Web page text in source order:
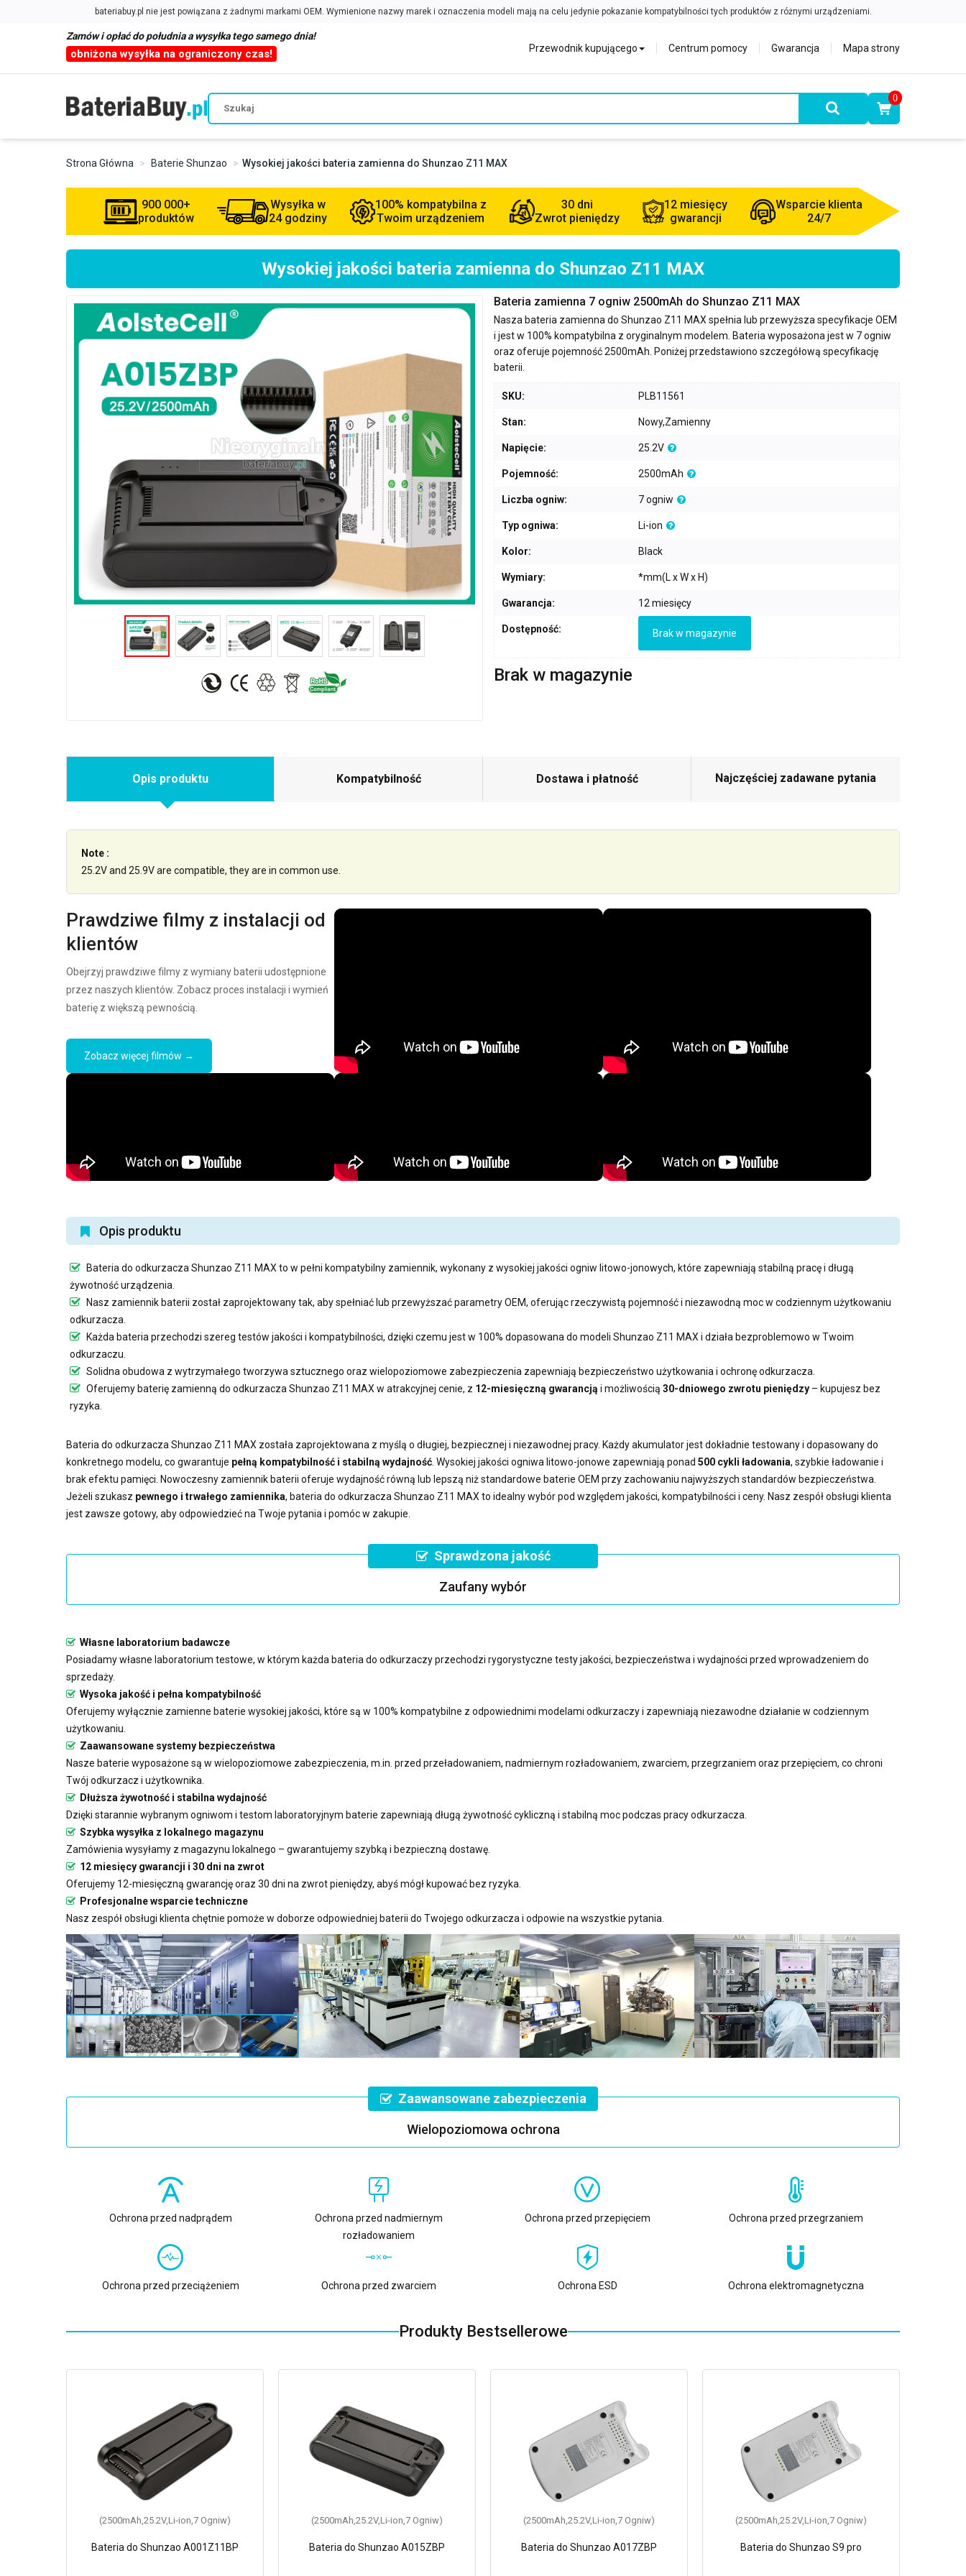
Zamów i opłać do południa a wysyłka tego samego dnia!
obniżona wysyłka na ograniczony czas! Przewodnik kupującego Centrum pomocy Gwarancja Mapa strony
0
Strona Główna Baterie Shunzao Wysokiej jakości bateria zamienna do Shunzao Z11 MAX
900 000+
produktów
Wysyłka w
24 godziny
100% kompatybilna z
Twoim urządzeniem
30 dni
Zwrot pieniędzy
12 miesięcy
gwarancji
Wsparcie klienta
24/7
Wysokiej jakości bateria zamienna do Shunzao Z11 MAX
Bateria zamienna 7 ogniw 2500mAh do Shunzao Z11 MAX
Nasza bateria zamienna do Shunzao Z11 MAX spełnia lub przewyższa specyfikacje OEM
i jest w 100% kompatybilna z oryginalnym modelem. Bateria wyposażona jest w 7 ogniw
oraz oferuje pojemność2500mAh . Poniżej przedstawiono szczegółową specyfikację
baterii.
SKU: PLB11561
Stan: Nowy,Zamienny
Napięcie: 25.2V
Pojemność: 2500mAh
Liczba ogniw: 7 ogniw
Typ ogniwa: Li-ion
Kolor: Black
Wymiary: *mm(L x W x H)
Gwarancja: 12 miesięcy
Dostępność: Brak w magazynie
Brak w magazynie
Opis produktu Kompatybilność Dostawa i płatność Najczęściej zadawane pytania
Note :
25.2V and 25.9V are compatible, they are in common use.
Prawdziwe filmy z instalacji od
klientów
Obejrzyj prawdziwe filmy z wymiany baterii udostępnione
przez naszych klientów. Zobacz proces instalacji i wymień
baterię z większą pewnością.
Zobacz więcej filmów →
Opis produktu
Bateria do odkurzacza Shunzao Z11 MAX to w pełni kompatybilny zamiennik, wykonany z wysokiej jakości ogniw litowo-jonowych, które zapewniają stabilną pracę i długą
żywotność urządzenia.
Nasz zamiennik baterii został zaprojektowany tak, aby spełniać lub przewyższać parametry OEM, oferując rzeczywistą pojemność i niezawodną moc w codziennym użytkowaniu
odkurzacza.
Każda bateria przechodzi szereg testów jakości i kompatybilności, dzięki czemu jest w 100% dopasowana do modeli Shunzao Z11 MAX i działa bezproblemowo w Twoim
odkurzaczu.
Solidna obudowa z wytrzymałego tworzywa sztucznego oraz wielopoziomowe zabezpieczenia zapewniają bezpieczeństwo użytkowania i ochronę odkurzacza.
Oferujemybaterię zamienną do odkurzacza Shunzao Z11 MAX w atrakcyjnej cenie, z 12-miesięczną gwarancją i możliwością 30-dniowego zwrotu pieniędzy – kupujesz bez
ryzyka.
Bateria do odkurzacza Shunzao Z11 MAX została zaprojektowana z myślą o długiej, bezpiecznej i niezawodnej pracy. Każdy akumulator jest dokładnie testowany i dopasowany do
konkretnego modelu, co gwarantuje pełną kompatybilność i stabilną wydajność . Wysokiej jakości ogniwa litowo-jonowe zapewniają ponad 500 cykli ładowania, szybkie ładowanie i
brak efektu pamięci. Nowoczesny zamiennik baterii oferuje wydajność równą lub lepszą niż standardowe baterie OEM przy zachowaniu najwyższych standardów bezpieczeństwa.
Jeżeli szukasz pewnego i trwałego zamiennika, bateria do odkurzacza Shunzao Z11 MAX to idealny wybór pod względem jakości, kompatybilności i ceny. Nasz zespół obsługi klienta
jest zawsze gotowy, aby odpowiedzieć na Twoje pytania i pomóc w zakupie.
Sprawdzona jakość
Zaufany wybór
Własne laboratorium badawcze
Posiadamy własne laboratorium testowe, w którym każda bateria do odkurzaczy przechodzi rygorystyczne testy jakości, bezpieczeństwa i wydajności przed wprowadzeniem do
sprzedaży.
Wysoka jakość i pełna kompatybilność
Oferujemy wyłącznie zamienne baterie wysokiej jakości, które są w 100% kompatybilne z odpowiednimi modelami odkurzaczy i zapewniają niezawodne działanie w codziennym
użytkowaniu.
Zaawansowane systemy bezpieczeństwa
Nasze baterie wyposażone są w wielopoziomowe zabezpieczenia, m.in. przed przeładowaniem, nadmiernym rozładowaniem, zwarciem, przegrzaniem oraz przepięciem, co chroni
Twój odkurzacz i użytkownika.
Dłuższa żywotność i stabilna wydajność
Dzięki starannie wybranym ogniwom i testom laboratoryjnym baterie zapewniają długą żywotność cykliczną i stabilną moc podczas pracy odkurzacza.
Szybka wysyłka z lokalnego magazynu
Zamówienia wysyłamy z magazynu lokalnego – gwarantujemy szybką i bezpieczną dostawę.
12 miesięcy gwarancji i 30 dni na zwrot
Oferujemy 12-miesięczną gwarancję oraz 30 dni na zwrot pieniędzy, abyś mógł kupować bez ryzyka.
Profesjonalne wsparcie techniczne
Nasz zespół obsługi klienta chętnie pomoże w doborze odpowiedniej baterii do Twojego odkurzacza i odpowie na wszystkie pytania.
Zaawansowane zabezpieczenia
Wielopoziomowa ochrona
Ochrona przed nadprądem
Ochrona przed nadmiernym
rozładowaniem
Ochrona przed przepięciem Ochrona przed przegrzaniem
Ochrona przed przeciążeniem Ochrona przed zwarciem Ochrona ESD Ochrona elektromagnetyczna
Produkty Bestsellerowe
(2500mAh,25.2V,Li-ion,7 Ogniw)
Bateria do Shunzao A001Z11BP
(2500mAh,25.2V,Li-ion,7 Ogniw)
Bateria do Shunzao A015ZBP
(2500mAh,25.2V,Li-ion,7 Ogniw)
Bateria do Shunzao A017ZBP
(2500mAh,25.2V,Li-ion,7 Ogniw)
Bateria do Shunzao S9 pro